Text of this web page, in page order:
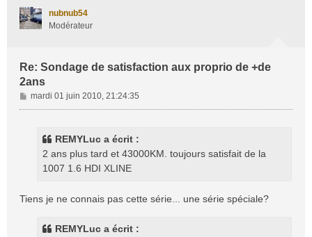
nubnub54
Modérateur
Re: Sondage de satisfaction aux proprio de +de
2ans
M
e
mardi 01 juin 2010, 21:24:35
REMYLuc a écrit :
2 ans plus tard et 43000KM. toujours satisfait de la
1007 1.6 HDI XLINE
Tiens je ne connais pas cette série... une série spéciale?
REMYLuc a écrit :